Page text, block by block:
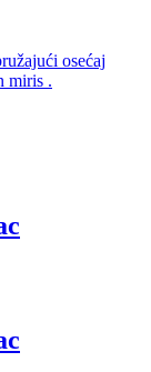
osećaj
miris .